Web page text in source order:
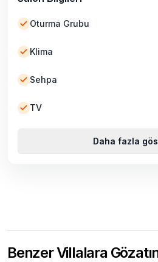
Oturma Grubu
Klima
Sehpa
TV
Daha fazla
Benzer Villalara